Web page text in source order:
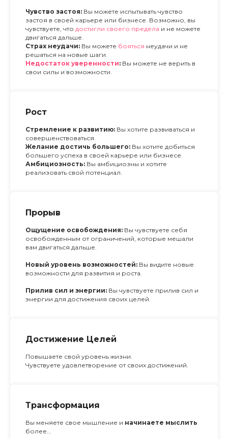
Чувство застоя: Вы можете испытывать чувство
застоя в своей карьере или бизнесе. Возможно, вы
чувствуете, что достигли своего предела и не можете
двигаться дальше.
Страх неудачи: Вы можете бояться неудачи и не
решаться на новые шаги.
Недостаток уверенности: Вы можете не верить в
свои силы и возможности.
Рост
Стремление к развитию: Вы хотите развиваться и
совершенствоваться.
Желание достичь большего: Вы хотите добиться
большего успеха в своей карьере или бизнесе.
Амбициозность: Вы амбициозны и хотите
реализовать свой потенциал.
Прорыв
Ощущение освобождения: Вы чувствуете себя
освобожденным от ограничений, которые мешали
вам двигаться дальше.
Новый уровень возможностей: Вы видите новые
возможности для развития и роста.
Прилив сил и энергии: Вы чувствуете прилив сил и
энергии для достижения своих целей.
Достижение Целей
Повышаете свой уровень жизни.
Чувствуете удовлетворение от своих достижений.
Трансформация
Вы меняете свое мышление и начинаете мыслить
более...